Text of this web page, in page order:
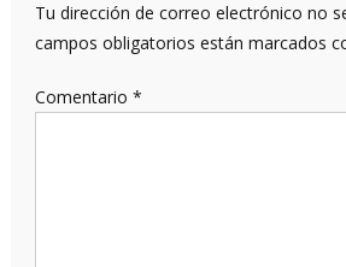
Tu dirección de correo electrónico no
campos obligatorios están marcados
Comentario *